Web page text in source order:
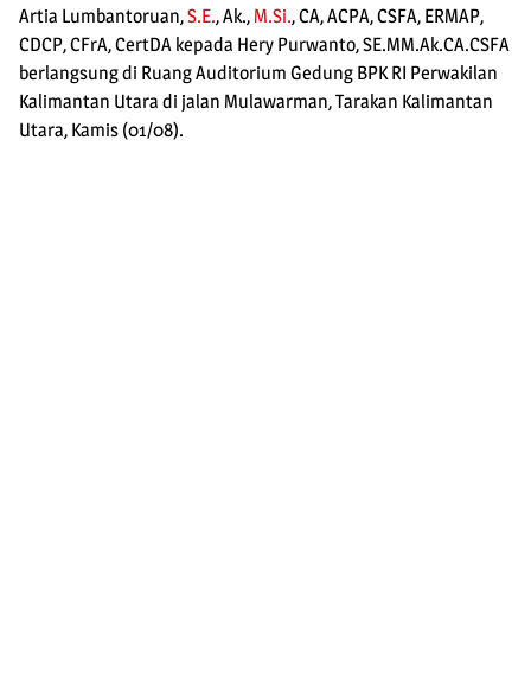
Artia Lumbantoruan,S.E., Ak., M.Si., CA, ACPA, CSFA, ERMAP,
CDCP, CFrA, CertDA kepada Hery Purwanto, SE.MM.Ak.CA.CSFA
berlangsung di Ruang Auditorium Gedung BPK RI Perwakilan
Kalimantan Utara di jalan Mulawarman, Tarakan Kalimantan
Utara, Kamis (01/08).